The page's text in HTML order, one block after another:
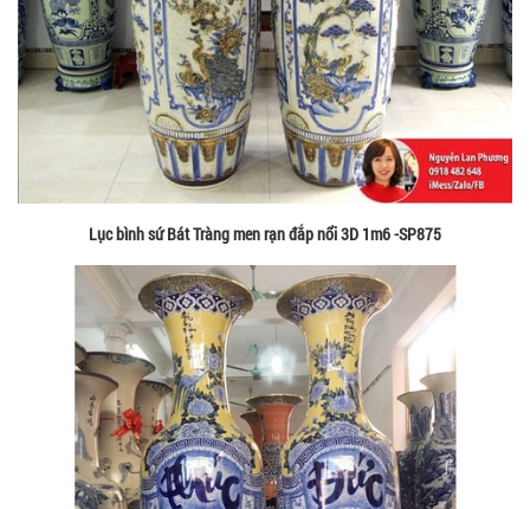
Lục bình sứ Bát Tràng men rạn đắp nổi 3D 1m6 -SP875